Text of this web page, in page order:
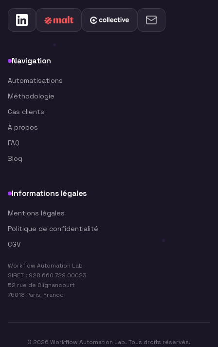
Navigation
Automatisations
Méthodologie
Cas clients
À propos
FAQ
Blog
Informations légales
Mentions légales
Politique de confidentialité
CGV
Workflow Automation Lab
SIRET : 928 660 729 00023
52 rue de Clignancourt
75018 Paris, France
© 2026 Workflow Automation Lab. Tous droits réservés.